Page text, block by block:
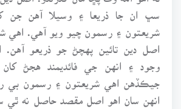
سڀ ان جا ذريعا ۽ وسيلا آهن جن
شريعتون ۽ رسمون چيو ويو آهي. اهي
اصل دين تائين پهچڻ جو ذريعو آهن.
وجود ۽ انهن جي فائديمند هجڻ کان
جيڪڏهن اهي شريعتون ۽ رسمون بي
انهن سان اهو اصل مقصد حاصل نه ٿي